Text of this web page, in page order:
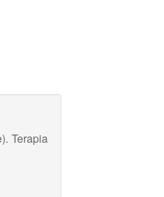
Terapia